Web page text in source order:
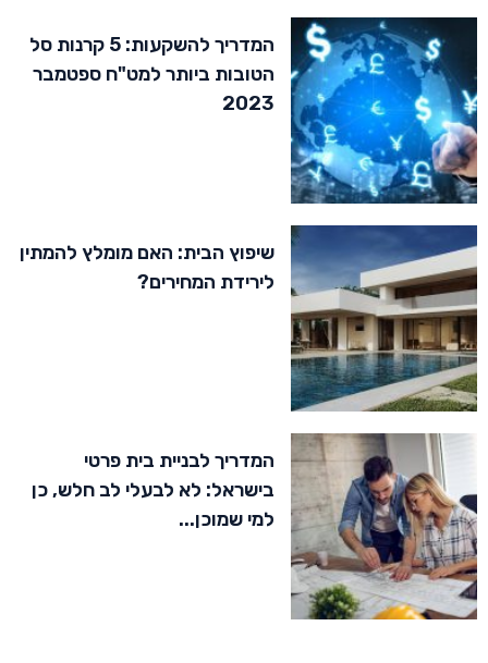
המדריך להשקעות: 5 קרנות סל
הטובות ביותר למט"ח ספטמבר
2023
שיפוץ הבית: האם מומלץ להמתין
לירידת המחירים?
המדריך לבניית בית פרטי
בישראל: לא לבעלי לב חלש, כן
למי שמוכן...